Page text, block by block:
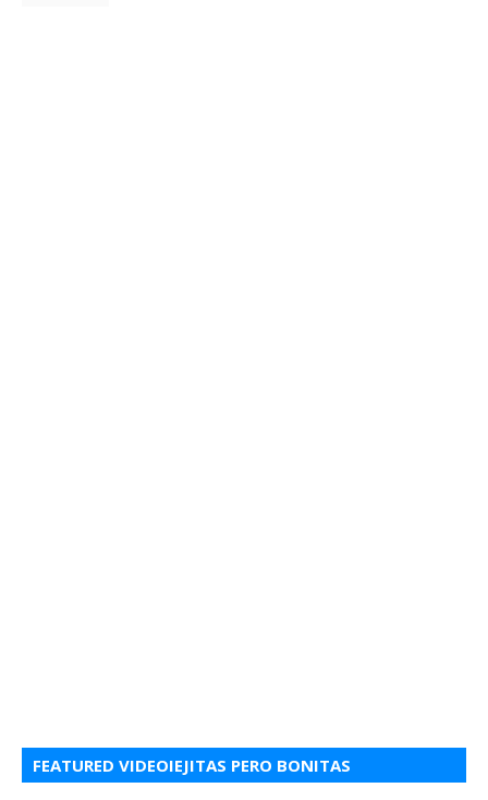
FEATURED VIDEOIEJITAS PERO BONITAS